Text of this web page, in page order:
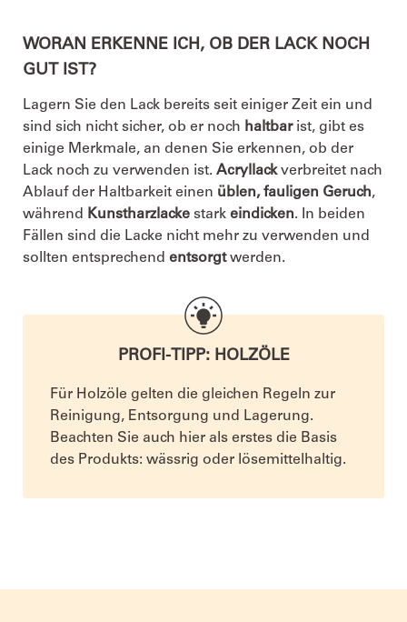
WORAN ERKENNE ICH, OB DER LACK NOCH
GUT IST?
Lagern Sie den Lack bereits seit einiger Zeit ein und
sind sich nicht sicher, ob er noch haltbarist, gibt es
einige Merkmale, an denen Sie erkennen, ob der
Lack noch zu verwenden ist. Acryllackverbreitet nach
Ablauf der Haltbarkeit einen üblen, fauligen Geruch,
während
Kunstharzlacke stark eindicken. In beiden
Fällen sind die Lacke nicht mehr zu verwenden und
sollten entsprechend entsorgtwerden.
PROFI-TIPP: HOLZÖLE
Für Holzöle gelten die gleichen Regeln zur
Reinigung, Entsorgung und Lagerung.
Beachten Sie auch hier als erstes die Basis
des Produkts: wässrig oder lösemittelhaltig.